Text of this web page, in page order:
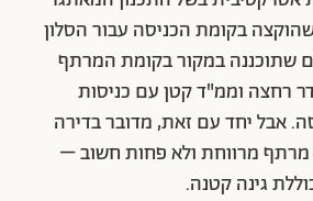
בקומת הכניסה עבור הסלון
שתוכננה במקור בקומת המרתף
רחצה וממ"ד קטן עם כניסות
אבל יחד עם זאת, מדובר בדירה
מרווחת ולא פחות חשוב –
גינה קטנה.